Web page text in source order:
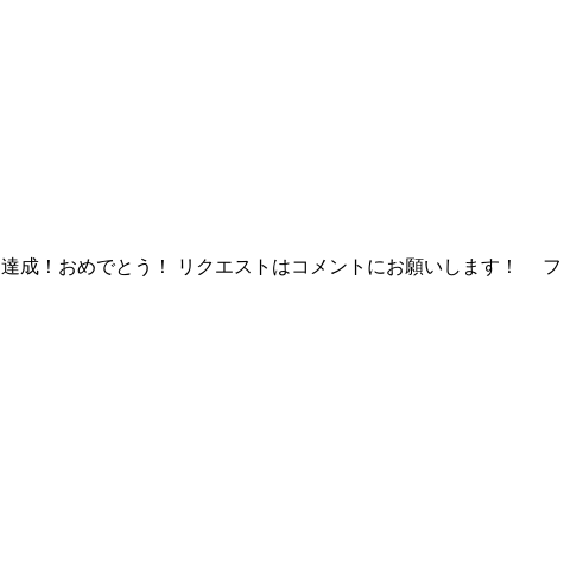
成！おめでとう！ リクエストはコメントにお願いします！ フ